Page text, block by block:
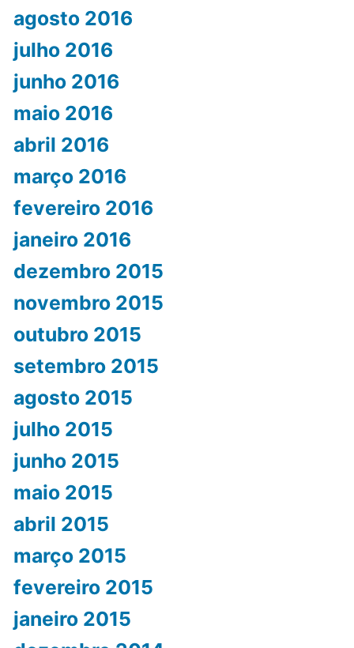
agosto 2016
julho 2016
junho 2016
maio 2016
abril 2016
março 2016
fevereiro 2016
janeiro 2016
dezembro 2015
novembro 2015
outubro 2015
setembro 2015
agosto 2015
julho 2015
junho 2015
maio 2015
abril 2015
março 2015
fevereiro 2015
janeiro 2015